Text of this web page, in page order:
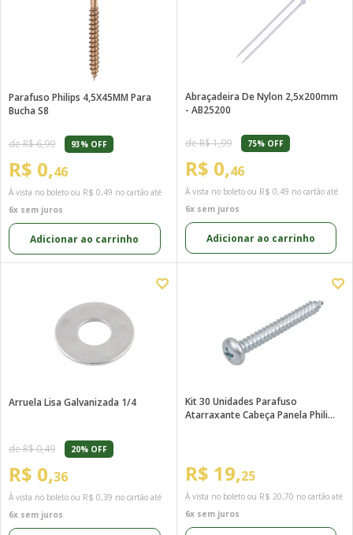
Parafuso Philips 4,5X45MM Para
Bucha S8
de R$ 6,99 93% OFF
R$ 0,46
À vista no boleto ou R$ 0,49 no cartão até
6x sem juros
Adicionar ao carrinho
Abraçadeira De Nylon 2,5x200mm
- AB25200
de R$ 1,99 75% OFF
R$ 0,46
À vista no boleto ou R$ 0,49 no cartão até
6x sem juros
Adicionar ao carrinho
Arruela Lisa Galvanizada 1/4
de R$ 0,49 20% OFF
R$ 0,36
À vista no boleto ou R$ 0,39 no cartão até
6x sem juros
Kit 30 Unidades Parafuso
Atarraxante Cabeça Panela Philips
R$ 19,25
À vista no boleto ou R$ 20,70 no cartão até
6x sem juros